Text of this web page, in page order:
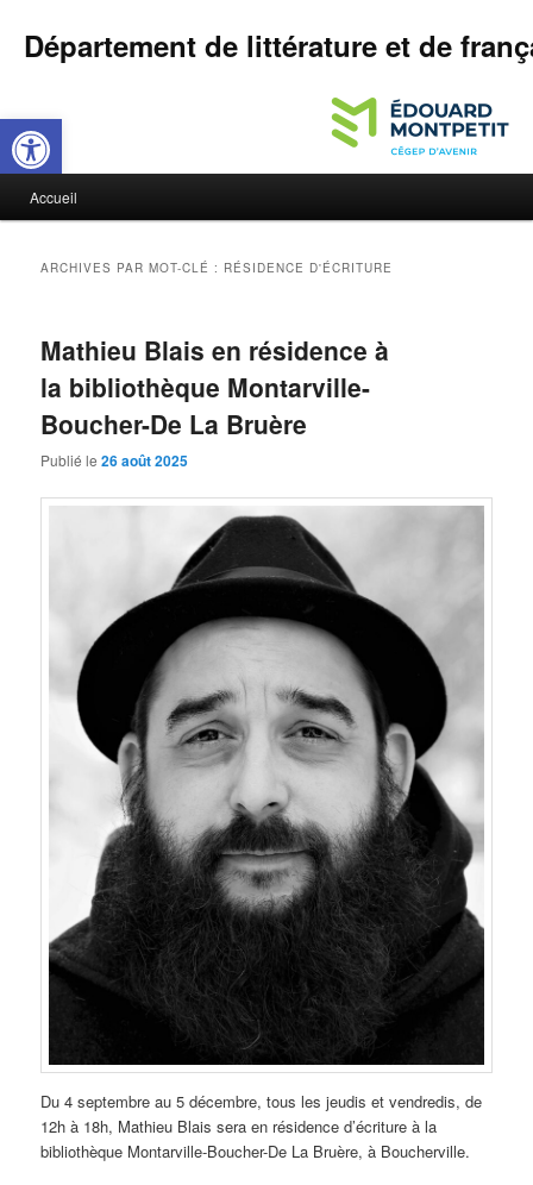
Ouvrir la barre d’outils
Département de littérature et de
Aller
principal
Aller
secondaire
Accueil
ARCHIVES PAR MOT-CLÉ : RÉSIDENCE D'ÉCRITURE
Mathieu Blais en résidence à
la bibliothèque Montarville-
Boucher-De La Bruère
Publié le26 août 2025
Du 4 septembre au 5 décembre, tous les jeudis et vendredis, de
12h à 18h, Mathieu Blais sera en résidence d’écriture à la
bibliothèque Montarville-Boucher-De La Bruère, à Boucherville.